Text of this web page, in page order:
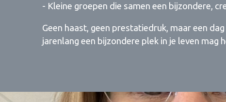
- Kleine groepen die samen een bijzondere,
Geen haast, geen prestatiedruk, maar een
jarenlang een bijzondere plek in je leven mag